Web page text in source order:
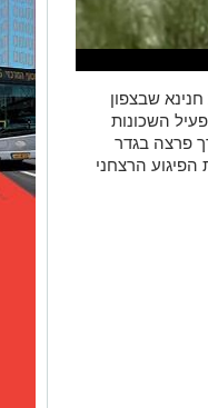
שבצפון
השכונות
פרצה בגדר
הרצחני